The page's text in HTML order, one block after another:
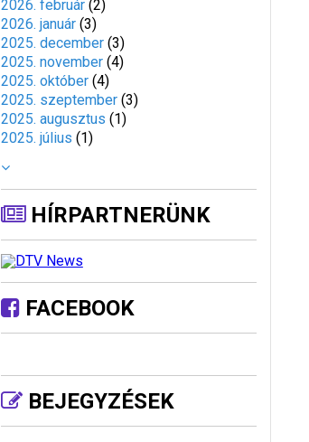
2026. február (2)
2026. január (3)
2025. december (3)
2025. november (4)
2025. október (4)
2025. szeptember (3)
2025. augusztus (1)
2025. július (1)
HÍRPARTNERÜNK
FACEBOOK
BEJEGYZÉSEK